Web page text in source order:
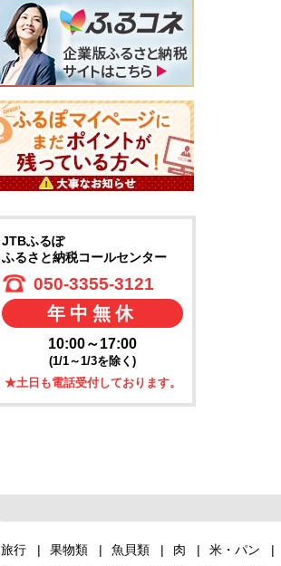
JTBふるぽ
ふるさと納税コールセンター
050-3355-3121
年中無休
10:00～17:00
(1/1～1/3を除く)
★土日も電話受付しております。
旅行 果物類 魚貝類 肉 米・パン